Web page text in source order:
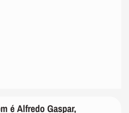
é Alfredo Gaspar,